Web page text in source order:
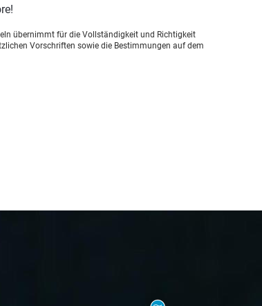
übernimmt für die Vollständigkeit und Richtigkeit
Vorschriften sowie die Bestimmungen auf dem